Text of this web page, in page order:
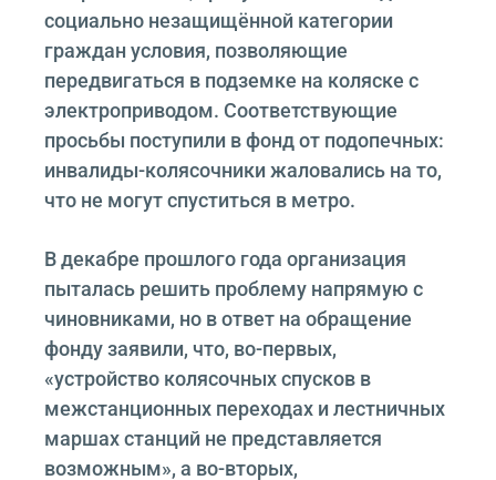
социально незащищённой категории
граждан условия, позволяющие
передвигаться в подземке на коляске с
электроприводом. Соответствующие
просьбы поступили в фонд от подопечных:
инвалиды-колясочники жаловались на то,
что не могут спуститься в метро.
В декабре прошлого года организация
пыталась решить проблему напрямую с
чиновниками, но в ответ на обращение
фонду заявили, что, во-первых,
«устройство колясочных спусков в
межстанционных переходах и лестничных
маршах станций не представляется
возможным», а во-вторых,